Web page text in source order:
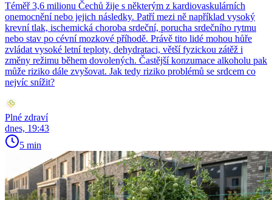
Téměř 3,6 milionu Čechů žije s některým z kardiovaskulárních
onemocnění nebo jejich následky. Patří mezi ně například vysoký
krevní tlak, ischemická choroba srdeční, porucha srdečního rytmu
nebo stav po cévní mozkové příhodě. Právě tito lidé mohou hůře
zvládat vysoké letní teploty, dehydrataci, větší fyzickou zátěž i
změny režimu během dovolených. Častější konzumace alkoholu pak
může riziko dále zvyšovat. Jak tedy riziko problémů se srdcem co
nejvíc snížit?
Plné zdraví
dnes, 19:43
5 min